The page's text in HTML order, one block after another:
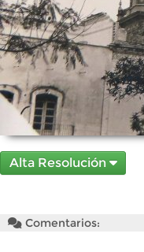
Alta Resolución
Comentarios: